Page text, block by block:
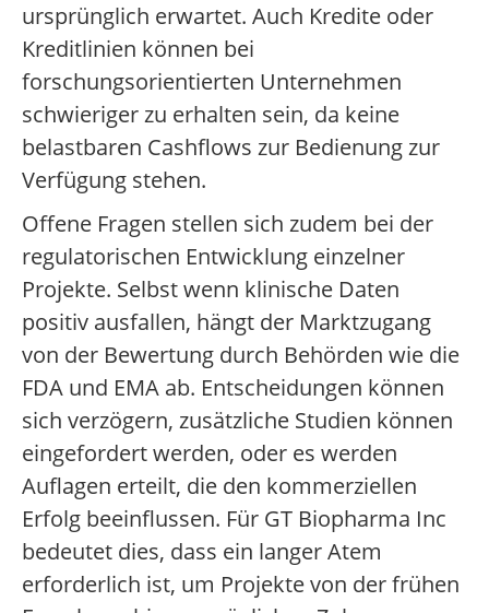
ursprünglich erwartet. Auch Kredite oder
Kreditlinien können bei
forschungsorientierten Unternehmen
schwieriger zu erhalten sein, da keine
belastbaren Cashflows zur Bedienung zur
Verfügung stehen.
Offene Fragen stellen sich zudem bei der
regulatorischen Entwicklung einzelner
Projekte. Selbst wenn klinische Daten
positiv ausfallen, hängt der Marktzugang
von der Bewertung durch Behörden wie die
FDA und EMA ab. Entscheidungen können
sich verzögern, zusätzliche Studien können
eingefordert werden, oder es werden
Auflagen erteilt, die den kommerziellen
Erfolg beeinflussen. Für GT Biopharma Inc
bedeutet dies, dass ein langer Atem
erforderlich ist, um Projekte von der frühen